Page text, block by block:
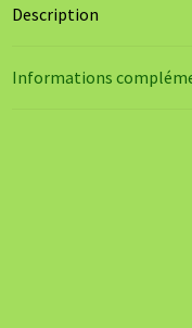
Description
Informations